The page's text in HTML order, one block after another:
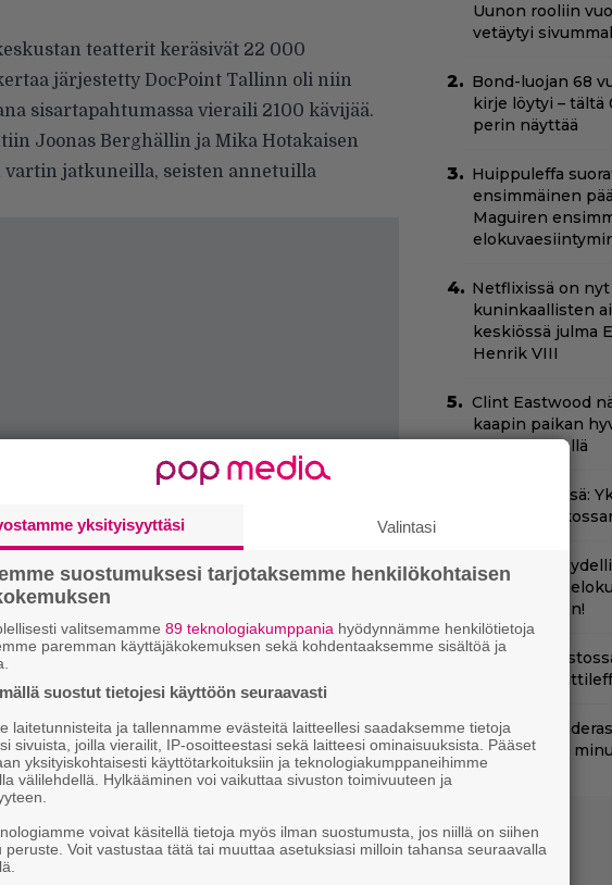
teatterit keräsivät 22 000
järjestetty DocPoint Tallinn oli niin
sisartapahtumassa vieraili 2100 kävijää.
Joonas Berghällin ja Mika Hotakaisen
jatkuneilla, seisten annetuilla
yleisön liikkeelle sankoin joukoin. Elokuvien
Finnland sekä Miesten vuoro
dokumenttielokuvan merkkivuotta. Alan
perustamisesta tulee kuluneeksi 85
alkua palkitsemalla ohjaaja Kiti
Uunon rooliin
vetäytyi
Bond-luojan 68
kirje löytyi –
perin näyttää
Huippuleffa
ensimmäinen
Maguiren
Netflixissä on
kuninkaallisten
keskiössä julma
Henrik VIII
Clint Eastwood
kaapin paikan
toimenpiteellä
Nyt Netflixissä:
parhaista
”Lajissaan
suoratoistoon!
Nyt
miljoonan
Antonio
parasta mitä
yksityisyyttäsi Valintasi
suostumuksesi tarjotaksemme henkilökohtaisen
valitsemamme 89 teknologiakumppania hyödynnämme henkilötietoja
paremman käyttäjäkokemuksen sekä kohdentaaksemme sisältöä ja
suostut tietojesi käyttöön seuraavasti
laitetunnisteita ja tallennamme evästeitä laitteellesi saadaksemme tietoja
sivuista, joilla vierailit, IP-osoitteestasi sekä laitteesi ominaisuuksista. Pääset
yksityiskohtaisesti käyttötarkoituksiin ja teknologiakumppaneihimme
välilehdellä. Hylkääminen voi vaikuttaa sivuston toimivuuteen ja
voivat käsitellä tietoja myös ilman suostumusta, jos niillä on siihen
peruste. Voit vastustaa tätä tai muuttaa asetuksiasi milloin tahansa seuraavalla